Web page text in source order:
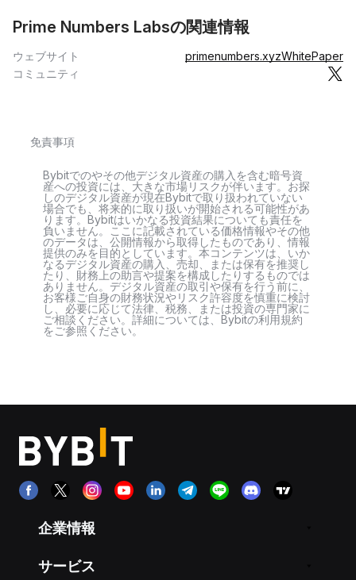
Prime Numbers Labsの関連情報
ウェブサイト primenumbers.xyzWhitePaper
コミュニティ
免責事項
Bybitでのやその他デジタル資産の購入を含む暗号資
産への投資には、大きな市場リスクが伴います。お探
しのデジタル資産が現在Bybitで取り扱われていない
場合でも、将来的に取り扱いが開始される可能性があ
ります。Bybitはいかなる投資結果についても責任を
負いません。ここに記載されている価格情報やその他
のデータは、公開情報から取得したものであり、情報
提供のみを目的としています。本コンテンツは、いか
なるデジタル資産の購入、売却、または保有を推奨し
たり、財務上の助言や提案を構成したりするものでは
ありません。デジタル資産の取引や保有を行う前に、
お客様ご自身の財務状況やリスク許容度を慎重に検討
し、必要に応じて法律、税務、または投資の専門家に
ご相談ください。詳細については、Bybitの利用規約
をご参照ください。
企業情報
サービス